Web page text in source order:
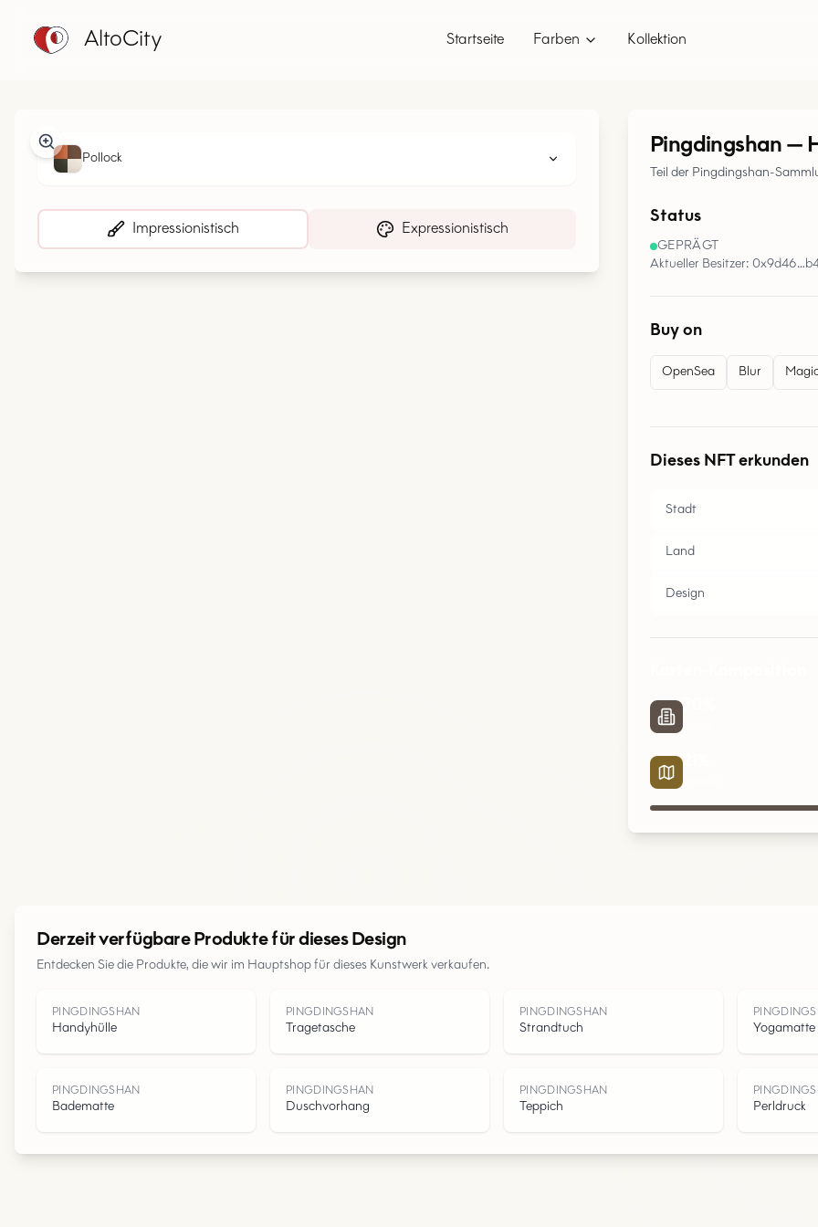
AltoCity Startseite Farben Kollektion
Pollock
Impressionistisch Expressionistisch
Pingdingshan —
Teil der Pingdingshan-
Status
GEPRÄGT
Aktueller Besitzer:
Buy on
OpenSea Blur
Dieses NFT erkunden
Stadt
Land
Design
Derzeit verfügbare Produkte für dieses Design
Entdecken Sie die Produkte, die wir im Hauptshop für dieses Kunstwerk verkaufen.
PINGDINGSHAN
Handyhülle
PINGDINGSHAN
Tragetasche
PINGDINGSHAN
Strandtuch Yogamatte
PINGDINGSHAN
Badematte
PINGDINGSHAN
Duschvorhang
PINGDINGSHAN
Teppich Perldruck